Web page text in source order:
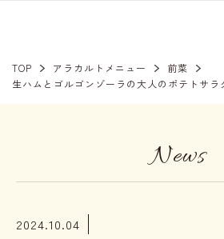
TOP アラカルトメニュー
前菜
生ハムとゴルゴンゾーラの大人のポテトサラ
News
2024.10.04